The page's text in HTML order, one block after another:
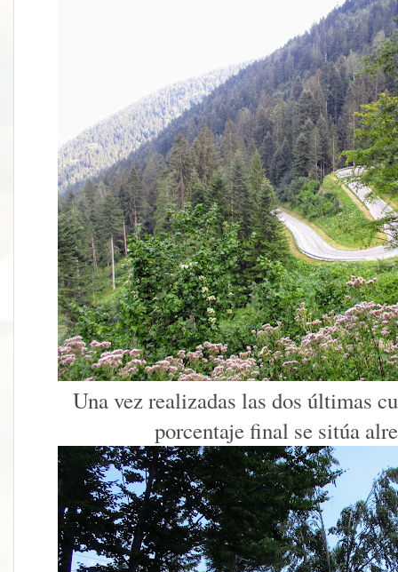
Una vez realizadas las dos últimas
porcentaje final se sitúa